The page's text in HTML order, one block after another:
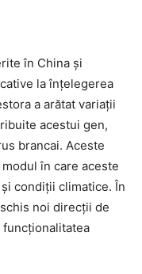
în China și
la înțelegerea
a arătat variații
acestui gen,
brancai. Aceste
în care aceste
condiții climatice. În
noi direcții de